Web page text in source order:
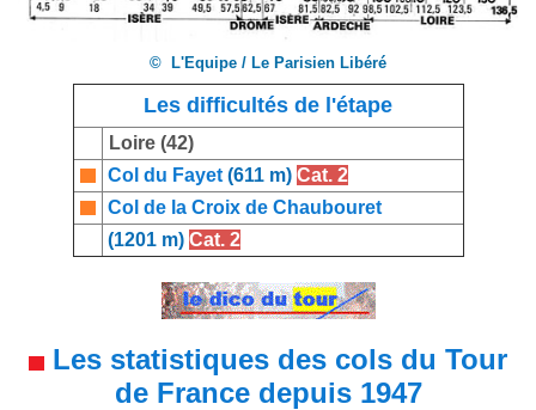
© L'Equipe / Le Parisien Libéré
Les difficultés de l'étape
Loire (42)
Col du Fayet(611 m) Cat. 2
Col de la Croix de Chaubouret
(1201 m) Cat. 2
Les statistiques des cols du Tour
de France depuis 1947